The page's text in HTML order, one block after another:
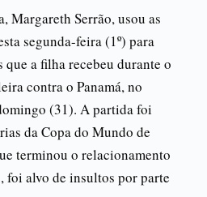
Margareth Serrão, usou as
segunda-feira (1º) para
a filha recebeu durante o
contra o Panamá, no
(31). A partida foi
da Copa do Mundo de
terminou o relacionamento
foi alvo de insultos por parte